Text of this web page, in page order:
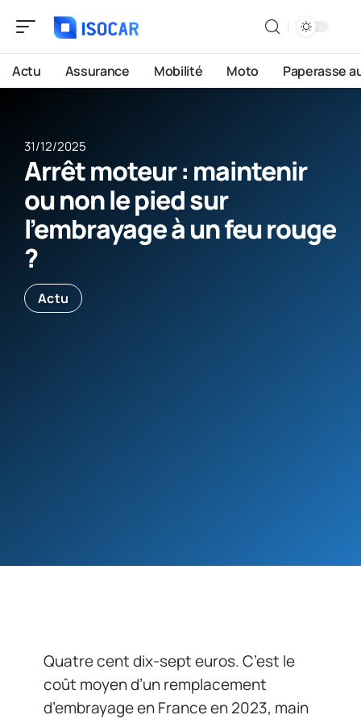
Actu Assurance Mobilité Moto Paperasse
31/12/2025
Arrêt moteur : maintenir
ou non le pied sur
l’embrayage à un feu rouge
?
Actu
Quatre cent dix-sept euros. C’est le
coût moyen d’un remplacement
d’embrayage en France en 2023, main